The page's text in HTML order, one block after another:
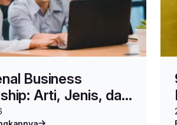
Business
Arti, Jenis, dan
contohnya